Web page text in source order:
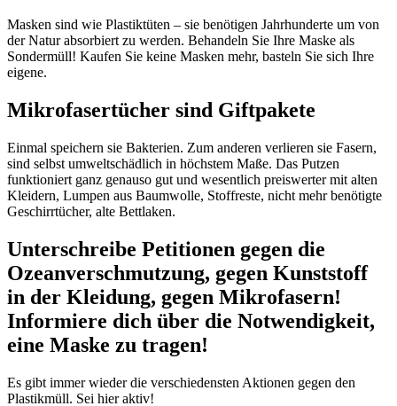
Masken sind wie Plastiktüten – sie benötigen Jahrhunderte um von
der Natur absorbiert zu werden. Behandeln Sie Ihre Maske als
Sondermüll! Kaufen Sie keine Masken mehr, basteln Sie sich Ihre
eigene.
Mikrofasertücher sind Giftpakete
Einmal speichern sie Bakterien. Zum anderen verlieren sie Fasern,
sind selbst umweltschädlich in höchstem Maße. Das Putzen
funktioniert ganz genauso gut und wesentlich preiswerter mit alten
Kleidern, Lumpen aus Baumwolle, Stoffreste, nicht mehr benötigte
Geschirrtücher, alte Bettlaken.
Unterschreibe Petitionen gegen die
Ozeanverschmutzung, gegen Kunststoff
in der Kleidung, gegen Mikrofasern!
Informiere dich über die Notwendigkeit,
eine Maske zu tragen!
Es gibt immer wieder die verschiedensten Aktionen gegen den
Plastikmüll. Sei hier aktiv!